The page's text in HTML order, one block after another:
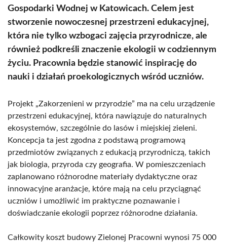
Gospodarki Wodnej w Katowicach. Celem jest
stworzenie nowoczesnej przestrzeni edukacyjnej,
która nie tylko wzbogaci zajęcia przyrodnicze, ale
również podkreśli znaczenie ekologii w codziennym
życiu. Pracownia będzie stanowić inspirację do
nauki i działań proekologicznych wśród uczniów.
Projekt „Zakorzenieni w przyrodzie” ma na celu urządzenie
przestrzeni edukacyjnej, która nawiązuje do naturalnych
ekosystemów, szczególnie do lasów i miejskiej zieleni.
Koncepcja ta jest zgodna z podstawą programową
przedmiotów związanych z edukacją przyrodniczą, takich
jak biologia, przyroda czy geografia. W pomieszczeniach
zaplanowano różnorodne materiały dydaktyczne oraz
innowacyjne aranżacje, które mają na celu przyciągnąć
uczniów i umożliwić im praktyczne poznawanie i
doświadczanie ekologii poprzez różnorodne działania.
Całkowity koszt budowy Zielonej Pracowni wynosi 75 000